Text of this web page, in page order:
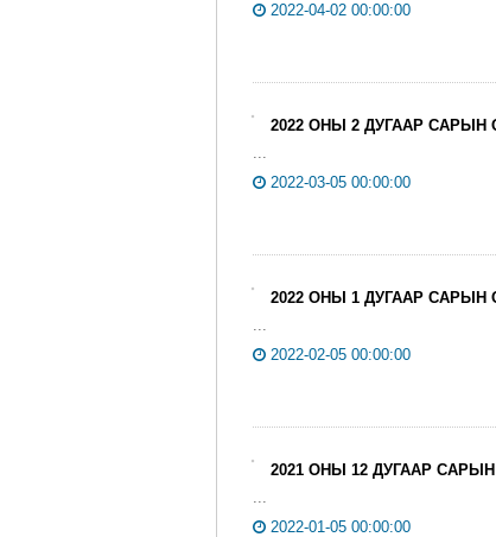
2022-04-02 00:00:00
2022 ОНЫ 2 ДУГААР
...
2022-03-05 00:00:00
2022 ОНЫ 1 ДУГААР
...
2022-02-05 00:00:00
2021 ОНЫ 12 ДУГААР
...
2022-01-05 00:00:00